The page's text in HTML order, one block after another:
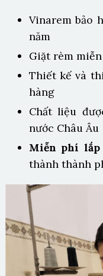
Vinarem bảo
năm
Giặt rèm
Thiết kế và
hàng
Chất liệu
nước Châu Âu
Miễn phí lắp
thành thành